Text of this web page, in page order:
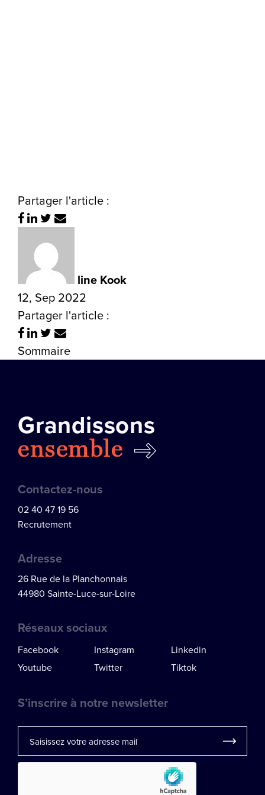
Partager l'article :
line Kook
12, Sep 2022
Partager l'article :
Sommaire
Grandissons
ensemble
Réseaux sociaux
Facebook Instagram
Linkedin
Youtube
Twitter Tiktok
Adresse
26 Rue de la Planchonnais
44980 Sainte-Luce-sur-Loire
Contactez-nous
02 40 47 19 56
Recrutement
S’inscrire à notre newsletter